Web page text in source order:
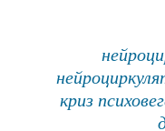
криз